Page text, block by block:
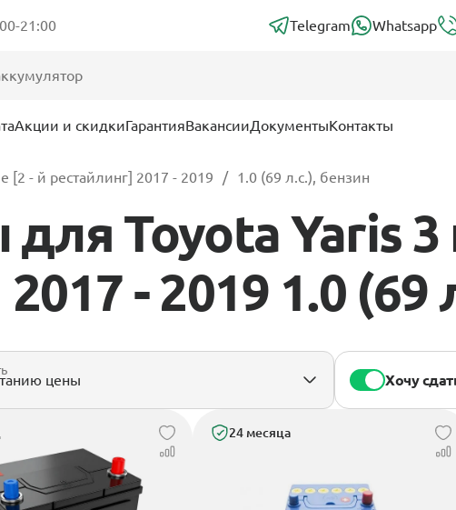
21:00 Telegram Whatsapp
Акции и скидкиГарантияВакансииДокументыКонтакты
[2 - й рестайлинг] 2017 - 2019 1.0 (69 л.с.), бензин
Toyota Yaris 3
- 2019 1.0 (69
Хочу
24 месяца